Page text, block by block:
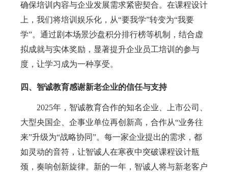
确保培训内容与企业发展需求紧密契合。在课程设计
上，我们将培训 娱乐化，从“要我学”转变为“我要
学”。通过剧本场景沙盘积分排行榜等机制，结合虚
拟成就与实体奖励，显著提升企业员工培训的参与
度，让学习成为一种享受。
四、智诚教育感谢新老企业的信任与支持
2025年，智诚教育合作的知名企业、上市公司、
大型央国企、企事业单位再创新高，合作从“业务往
来”升级为“战略协同”。每一家企业提出的需求，都
如灵动的音符，让智诚人在寒夜中突破课程设计瓶
颈，奏响创新旋律。新的一年，智诚人将与新老客户